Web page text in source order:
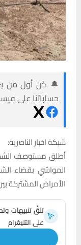
🔔 كن أول من
حساباتنا على
شبكة اخبار الناصرية:
أطلق مستوصف
المواشي بقضاء
الأمراض المشتركة
تلقَّ تنبيهات
على التليغرام